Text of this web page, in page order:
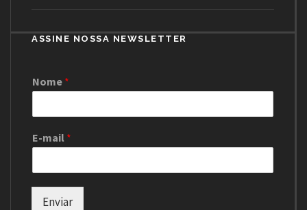
ASSINE NOSSA NEWSLETTER
Nome *
E-mail *
Enviar